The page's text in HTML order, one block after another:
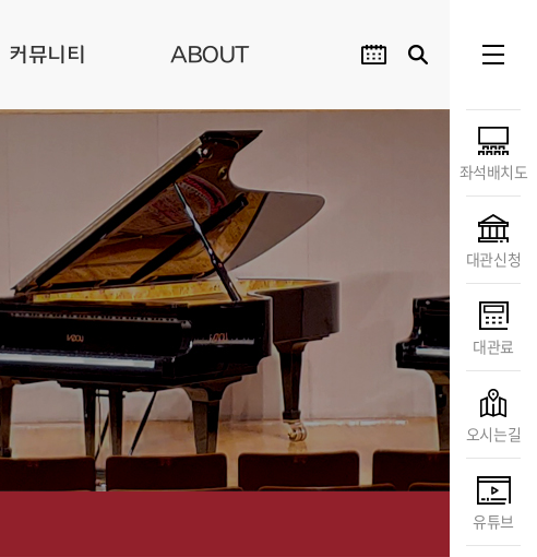
커뮤니티 ABOUT
좌석배치도
대관신청
대관료
오시는길
유튜브